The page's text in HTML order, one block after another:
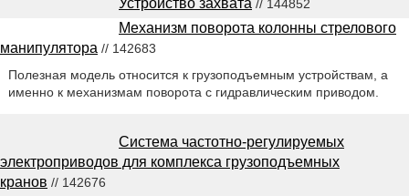
// 144852
Механизм поворота колонны стрелового
манипулятора // 142683
Полезная модель относится к грузоподъемным устройствам, а
именно к механизмам поворота с гидравлическим приводом.
Система частотно-регулируемых
электроприводов для комплекса грузоподъемных
кранов // 142676